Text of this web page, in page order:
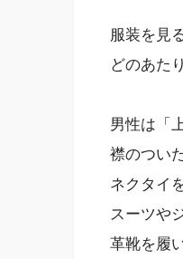
服装を見
どのあた
男性は「
襟のつい
ネクタイ
スーツや
革靴を履